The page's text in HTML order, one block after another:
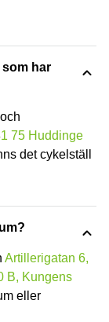
har
och
75 Huddinge
det cykelställ
Artillerigatan 6,
B, Kungens
eller